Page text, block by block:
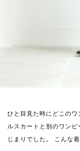
ひと目見た時にどこのワ
ルスカートと別のワンピ
じまりでした。
こんな